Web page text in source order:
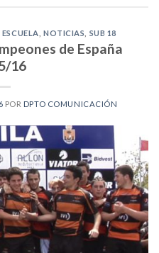
ESCUELA NOTICIAS SUB 18
de España
16
POR DPTO COMUNICACIÓN